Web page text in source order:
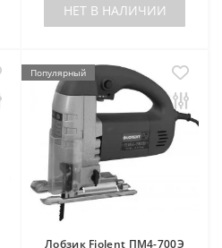
НЕТ В НАЛИЧИИ
Популярный
Лобзик Fiolent ПМ4-700Э